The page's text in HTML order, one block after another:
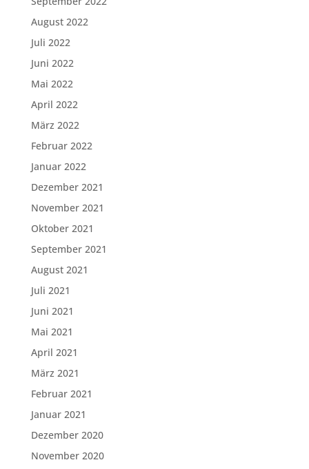
August 2022
Juli 2022
Juni 2022
Mai 2022
April 2022
März 2022
Februar 2022
Januar 2022
Dezember 2021
November 2021
Oktober 2021
September 2021
August 2021
Juli 2021
Juni 2021
Mai 2021
April 2021
März 2021
Februar 2021
Januar 2021
Dezember 2020
November 2020